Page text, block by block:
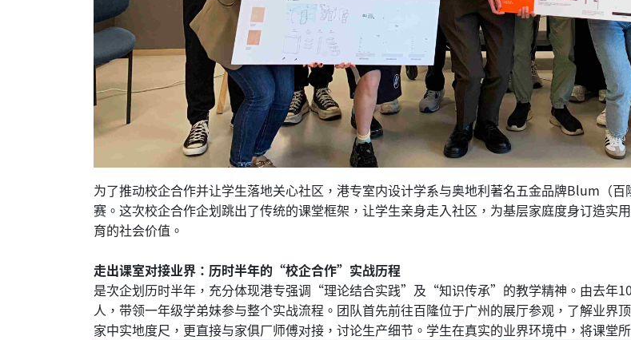
为了推动校企合作并让学生落地关心社区，港专室内设计学系与奥地利著名五金品牌Blum（
赛。这次校企合作企划跳出了传统的课堂框架，让学生亲身走入社区，为基层家庭度身订造实
育的社会价值。
走出课室对接业界：历时半年的“校企合作”实战历程
是次企划历时半年，充分体现港专强调“理论结合实践”及“知识传承”的教学精神。由去年
人，带领一年级学弟妹参与整个实战流程。团队首先前往百隆位于广州的展厅参观，了解业界
家中实地度尺，更直接与家俱厂师傅对接，讨论生产细节。学生在真实的业界环境中，将课堂